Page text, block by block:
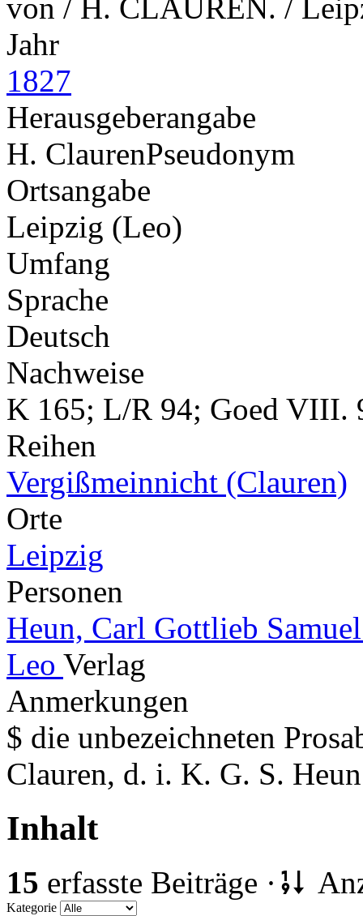
von / H. CLAUREN. /
Jahr
1827
Herausgeberangabe
H. ClaurenPseudonym
Ortsangabe
Leipzig (Leo)
Umfang
Sprache
Deutsch
Nachweise
K 165; L/R 94; Goed VIII.
Reihen
Vergißmeinnicht (Clauren)
Orte
Leipzig
Personen
Heun, Carl Gottlieb
Leo Verlag
Anmerkungen
$ die unbezeichneten
Clauren, d. i. K. G. S. Heun
Inhalt
15 erfasste Beiträge ·
Kategorie